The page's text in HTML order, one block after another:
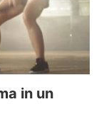
in un